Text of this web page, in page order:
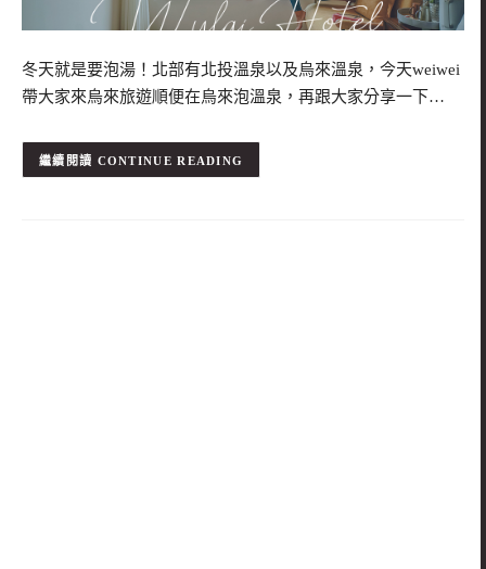
冬天就是要泡湯！北部有北投溫泉以及烏來溫泉，今天weiwei
帶大家來烏來旅遊順便在烏來泡溫泉，再跟大家分享一下…
CONTINUE READING